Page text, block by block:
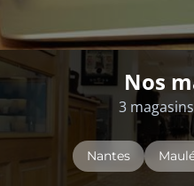
Nos
3
Nantes